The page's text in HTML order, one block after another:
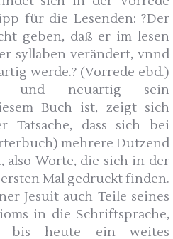
für die Lesenden: ?Der
geben, daß er im lesen
syllaben verändert, vnnd
werde.? (Vorrede ebd.)
und neuartig sein
Buch ist, zeigt sich
Tatsache, dass sich bei
mehrere Dutzend
Worte, die sich in der
Mal gedruckt finden.
Jesuit auch Teile seines
in die Schriftsprache,
bis heute ein weites